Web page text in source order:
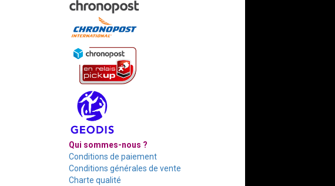
Qui sommes-nous ?
Conditions de paiement
Conditions générales de vente
Charte qualité